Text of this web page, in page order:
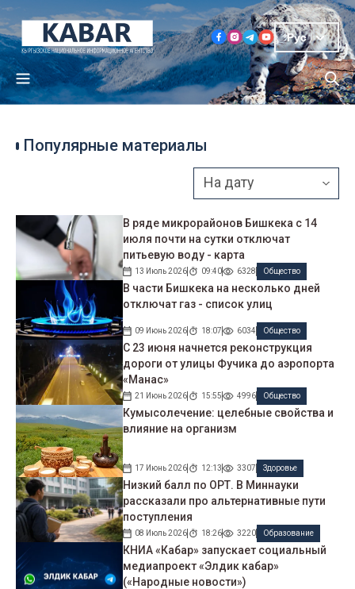
Рус
Популярные материалы
В ряде микрорайонов Бишкека с 14
июля почти на сутки отключат
питьевую воду - карта
13 Июль 2026 09:40 6328 Общество
В части Бишкека на несколько дней
отключат газ - список улиц
09 Июнь 2026 18:07 6034 Общество
С 23 июня начнется реконструкция
дороги от улицы Фучика до аэропорта
«Манас»
21 Июнь 2026 15:55 4996 Общество
Кумысолечение: целебные свойства и
влияние на организм
17 Июнь 2026 12:13 3307 Здоровье
Низкий балл по ОРТ. В Миннауки
рассказали про альтернативные пути
поступления
08 Июль 2026 18:26 3220 Образование
КНИА «Кабар» запускает социальный
медиапроект «Элдик кабар»
(«Народные новости»)